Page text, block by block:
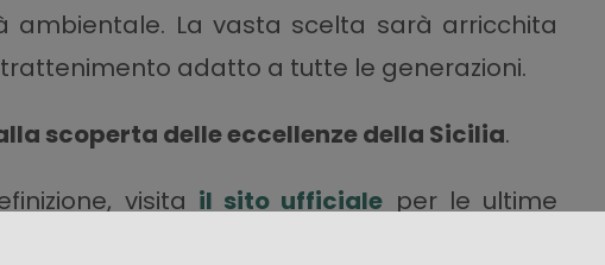
ambientale. La vasta scelta sarà arricchita
adatto a tutte le generazioni.
scoperta delle eccellenze della Sicilia.
visita il sito ufficiale per le ultime